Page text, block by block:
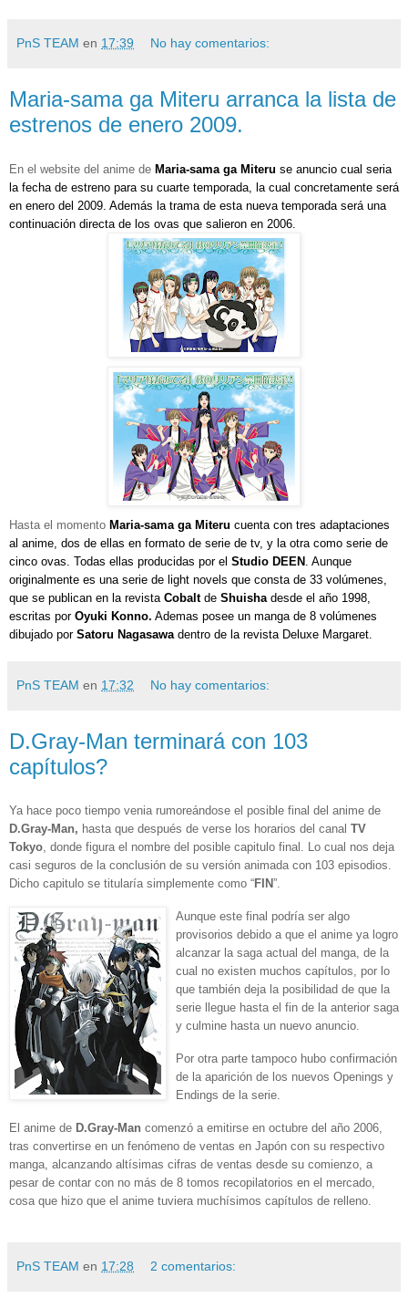
PnS TEAM en 17:39 No hay comentarios:
Maria-sama ga Miteru arranca la lista de
estrenos de enero 2009.
En el website del anime de Maria-sama ga Miteru se anuncio cual seria
la fecha de estreno para su cuarte temporada, la cual concretamente será
en enero del 2009. Además la trama de esta nueva temporada será una
continuación directa de los ovas que salieron en 2006.
Hasta el momento Maria-sama ga Miteru cuenta con tres adaptaciones
al anime, dos de ellas en formato de serie de tv, y la otra como serie de
cinco ovas. Todas ellas producidas por el Studio DEEN . Aunque
originalmente es una serie de light novels que consta de 33 volúmenes,
que se publican en la revista Cobaltde Shuisha desde el año 1998,
escritas por Oyuki Konno. Ademas posee un manga de 8 volúmenes
dibujado por Satoru Nagasawa dentro de la revista Deluxe Margaret.
PnS TEAM en 17:32 No hay comentarios:
D.Gray-Man terminará con 103
capítulos?
Ya hace poco tiempo venia rumoreándose el posible final del anime de
D.Gray-Man, hasta que después de verse los horarios del canal TV
Tokyo, donde figura el nombre del posible capitulo final. Lo cual nos deja
casi seguros de la conclusión de su versión animada con 103 episodios.
Dicho capitulo se titularía simplemente como “FIN”.
Aunque este final podría ser algo
provisorios debido a que el anime ya logro
alcanzar la saga actual del manga, de la
cual no existen muchos capítulos, por lo
que también deja la posibilidad de que la
serie llegue hasta el fin de la anterior saga
y culmine hasta un nuevo anuncio.
Por otra parte tampoco hubo confirmación
de la aparición de los nuevos Openings y
Endings de la serie.
El anime de D.Gray-Man comenzó a emitirse en octubre del año 2006,
tras convertirse en un fenómeno de ventas en Japón con su respectivo
manga, alcanzando altísimas cifras de ventas desde su comienzo, a
pesar de contar con no más de 8 tomos recopilatorios en el mercado,
cosa que hizo que el anime tuviera muchísimos capítulos de relleno.
PnS TEAM en 17:28 2 comentarios: